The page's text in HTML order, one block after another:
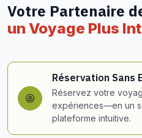
Votre Partenaire
un Voyage Plus
Réservation Sans
Réservez votre
expériences—en un
plateforme intuitive.